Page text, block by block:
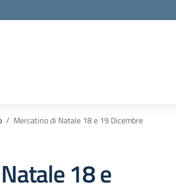
Mercatino di Natale 18 e 19 Dicembre
18 e